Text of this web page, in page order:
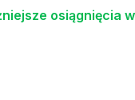
osiągnięcia